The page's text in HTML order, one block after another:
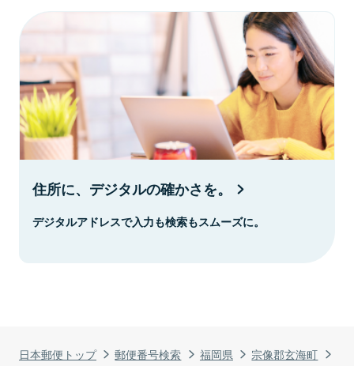
日本郵便トップ 郵便番号検索 福岡県
宗像郡玄海町
住所に、デジタルの確かさを。
デジタルアドレスで入力も検索もスムーズに。